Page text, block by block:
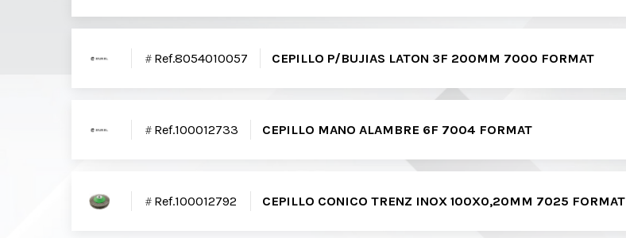
Ref.8054010057 CEPILLO P/BUJIAS LATON 3F 200MM 7000 FORMAT
Ref.100012733 CEPILLO MANO ALAMBRE 6F 7004 FORMAT
Ref.100012792 CEPILLO CONICO TRENZ INOX 100X0,20MM 7025 FORMAT